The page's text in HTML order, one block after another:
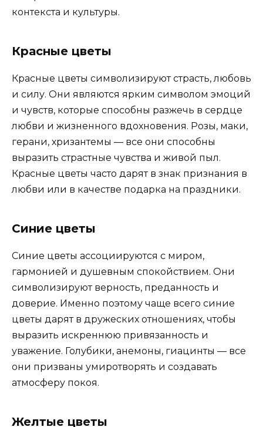
контекста и культуры.
Красные цветы
Красные цветы символизируют страсть, любовь
и силу. Они являются ярким символом эмоций
и чувств, которые способны разжечь в сердце
любви и жизненного вдохновения. Розы, маки,
герани, хризантемы — все они способны
выразить страстные чувства и живой пыл.
Красные цветы часто дарят в знак признания в
любви или в качестве подарка на праздники.
Синие цветы
Синие цветы ассоциируются с миром,
гармонией и душевным спокойствием. Они
символизируют верность, преданность и
доверие. Именно поэтому чаще всего синие
цветы дарят в дружеских отношениях, чтобы
выразить искреннюю привязанность и
уважение. Голубики, анемоны, гиацинты — все
они призваны умиротворять и создавать
атмосферу покоя.
Желтые цветы